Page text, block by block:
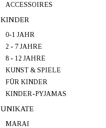
ACCESSOIRES
KINDER
0-1 JAHR
2 - 7 JAHRE
8 - 12 JAHRE
KUNST & SPIELE
FÜR KINDER
KINDER-PYJAMAS
UNIKATE
MARAI